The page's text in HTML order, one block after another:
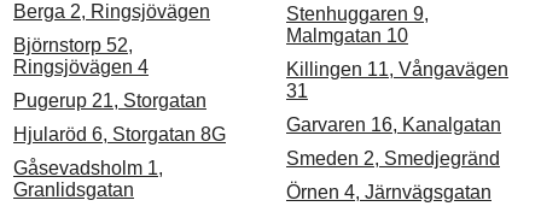
Berga 2, Ringsjövägen
Björnstorp 52,
Ringsjövägen 4
Pugerup 21, Storgatan
Hjularöd 6, Storgatan 8G
Gåsevadsholm 1,
Granlidsgatan
Stenhuggaren 9,
Malmgatan 10
Killingen 11, Vångavägen
31
Garvaren 16, Kanalgatan
Smeden 2, Smedjegränd
Örnen 4, Järnvägsgatan